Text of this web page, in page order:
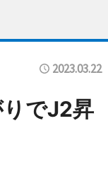
2023.03.22
でJ2昇